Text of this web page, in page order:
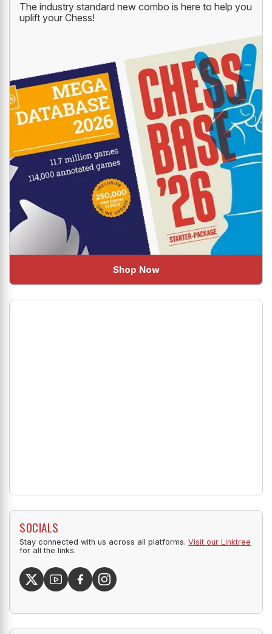
The industry standard new combo is here to help you
uplift your Chess!
Shop Now
SOCIALS
Stay connected with us across all platforms. Visit our Linktree
for all the links.